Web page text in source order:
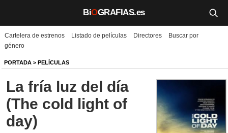
BiOGRAFIAS.es
Biografías
Películas
TV
Música
Un día como hoy
Cartelera de estrenos Listado de películas Directores
Buscar por
género
PORTADA > PELÍCULAS
La fría luz del día
(The cold light of
day)